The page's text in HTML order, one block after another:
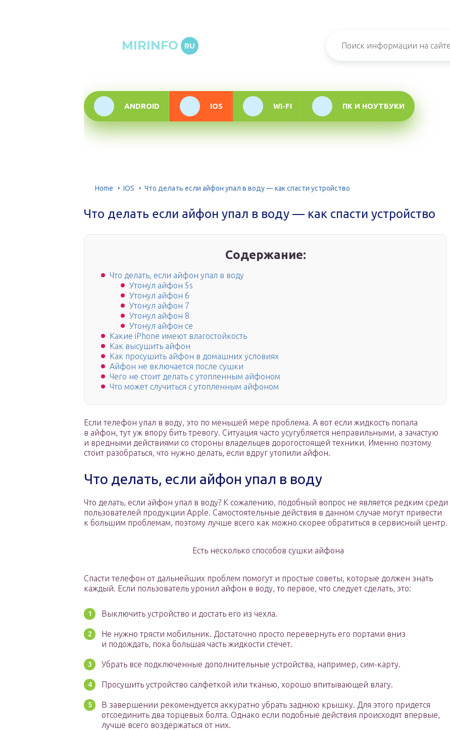
MIRINFO RU
ANDROID IOS WI-FI ПК И НОУТБУКИ
Home IOS Что делать если айфон упал в воду — как спасти устройство
Что делать если айфон упал в воду — как спасти устройство
Содержание:
Что делать, если айфон упал в воду
Утонул айфон 5s
Утонул айфон 6
Утонул айфон 7
Утонул айфон 8
Утонул айфон се
Какие iPhone имеют влагостойкость
Как высушить айфон
Как просушить айфон в домашних условиях
Айфон не включается после сушки
Чего не стоит делать с утопленным айфоном
Что может случиться с утопленным айфоном
Если телефон упал в воду, это по меньшей мере проблема. А вот если жидкость попала
в айфон, тут уж впору бить тревогу. Ситуация часто усугубляется неправильными, а зачастую
и вредными действиями со стороны владельцев дорогостоящей техники. Именно поэтому
стоит разобраться, что нужно делать, если вдруг утопили айфон.
Что делать, если айфон упал в воду
Что делать, если айфон упал в воду? К сожалению, подобный вопрос не является редким среди
пользователей продукции Apple. Самостоятельные действия в данном случае могут привести
к большим проблемам, поэтому лучше всего как можно скорее обратиться в сервисный центр.
Есть несколько способов сушки айфона
Спасти телефон от дальнейших проблем помогут и простые советы, которые должен знать
каждый. Если пользователь уронил айфон в воду, то первое, что следует сделать, это:
Выключить устройство и достать его из чехла.
Не нужно трясти мобильник. Достаточно просто перевернуть его портами вниз
и подождать, пока большая часть жидкости стечет.
Убрать все подключенные дополнительные устройства, например, сим-карту.
Просушить устройство салфеткой или тканью, хорошо впитывающей влагу.
В завершении рекомендуется аккуратно убрать заднюю крышку. Для этого придется
отсоединить два торцевых болта. Однако если подобные действия происходят впервые,
лучше всего воздержаться от них.